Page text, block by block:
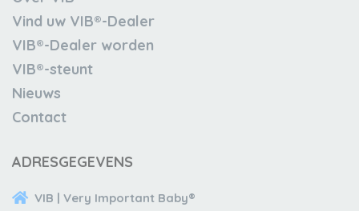
Vind uw VIB®-Dealer
VIB®-Dealer worden
VIB®-steunt
Nieuws
Contact
ADRESGEGEVENS
VIB | Very Important Baby®